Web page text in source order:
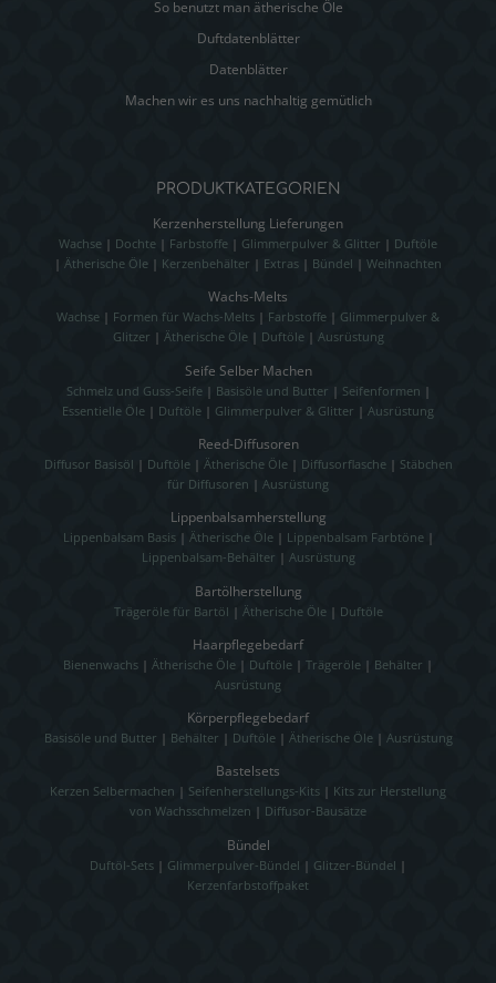
So benutzt man ätherische Öle
Duftdatenblätter
Datenblätter
Machen wir es uns nachhaltig gemütlich
PRODUKTKATEGORIEN
Kerzenherstellung Lieferungen
Wachse | Dochte | Farbstoffe | Glimmerpulver & Glitter | Duftöle
| Ätherische Öle | Kerzenbehälter | Extras | Bündel | Weihnachten
Wachs-Melts
Wachse | Formen für Wachs-Melts | Farbstoffe | Glimmerpulver &
Glitzer | Ätherische Öle| Duftöle| Ausrüstung
Seife Selber Machen
Schmelz und Guss-Seife| Basisöle und Butter | Seifenformen |
Essentielle Öle | Duftöle | Glimmerpulver & Glitter | Ausrüstung
Reed-Diffusoren
Diffusor Basisöl | Duftöle| Ätherische Öle| Diffusorflasche| Stäbchen
für Diffusoren | Ausrüstung
Lippenbalsamherstellung
Lippenbalsam Basis| Ätherische Öle| Lippenbalsam Farbtöne|
Lippenbalsam-Behälter | Ausrüstung
Bartölherstellung
Trägeröle für Bartöl | Ätherische Öle| Duftöle
Haarpflegebedarf
Bienenwachs | Ätherische Öle | Duftöle | Trägeröle | Behälter |
Ausrüstung
Körperpflegebedarf
Basisöle und Butter | Behälter | Duftöle| Ätherische Öle| Ausrüstung
Bastelsets
Kerzen Selbermachen | Seifenherstellungs-Kits | Kits zur Herstellung
von Wachsschmelzen | Diffusor-Bausätze
Bündel
Duftöl-Sets | Glimmerpulver-Bündel | Glitzer-Bündel |
Kerzenfarbstoffpaket